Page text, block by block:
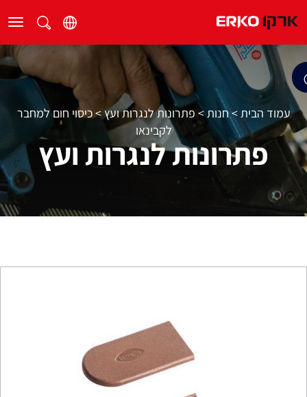
עמוד הבית >חנות>פתרונות לנגרות ועץ>כיסוי חום למחבר
לקבינאו
פתרונות לנגרות ועץ